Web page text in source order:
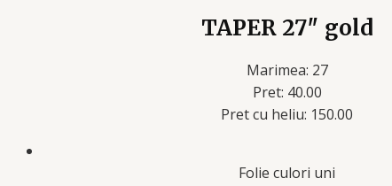
TAPER 27″ gold
Marimea: 27
Pret: 40.00
Pret cu heliu: 150.00
Folie culori uni